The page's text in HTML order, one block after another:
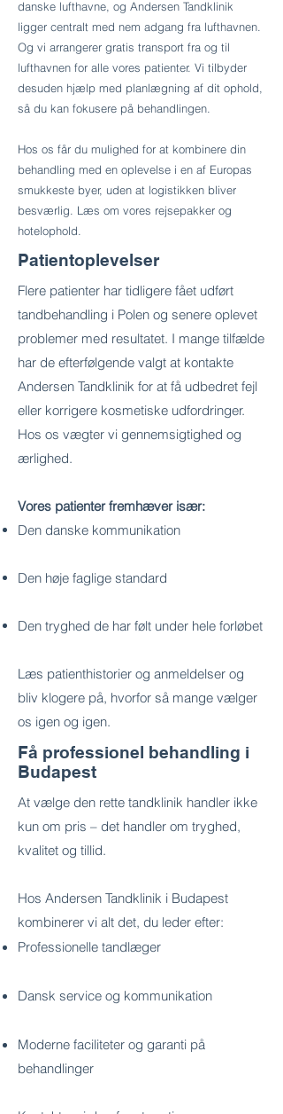
danske lufthavne, og Andersen Tandklinik
ligger centralt med nem adgang fra lufthavnen.
Og vi arrangerer gratis transport fra og til
lufthavnen for alle vores patienter. Vi tilbyder
desuden hjælp med planlægning af dit ophold,
så du kan fokusere på behandlingen.
Hos os får du mulighed for at kombinere din
behandling med en oplevelse i en af Europas
smukkeste byer, uden at logistikken bliver
besværlig. Læs om vores rejsepakker og
hotelophold.
Patientoplevelser
Flere patienter har tidligere fået udført
tandbehandling i Polen og senere oplevet
problemer med resultatet. I mange tilfælde
har de efterfølgende valgt at kontakte
Andersen Tandklinik for at få udbedret fejl
eller korrigere kosmetiske udfordringer.
Hos os vægter vi gennemsigtighed og
ærlighed.
Vores patienter fremhæver især:
Den danske kommunikation
Den høje faglige standard
Den tryghed de har følt under hele forløbet
Læs patienthistorier og anmeldelser og
bliv klogere på, hvorfor så mange vælger
os igen og igen.
Få professionel behandling i
Budapest
At vælge den rette tandklinik handler ikke
kun om pris – det handler om tryghed,
kvalitet og tillid.
Hos Andersen Tandklinik i Budapest
kombinerer vi alt det, du leder efter:
Professionelle tandlæger
Dansk service og kommunikation
Moderne faciliteter og garanti på
behandlinger